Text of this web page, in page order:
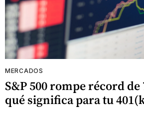
MERCADOS
S&P 500 rompe récord de
qué significa para tu